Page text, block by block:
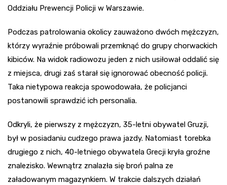
Oddziału Prewencji Policji w Warszawie.
Podczas patrolowania okolicy zauważono dwóch mężczyzn,
którzy wyraźnie próbowali przemknąć do grupy chorwackich
kibiców. Na widok radiowozu jeden z nich usiłował oddalić się
z miejsca, drugi zaś starał się ignorować obecność policji.
Taka nietypowa reakcja spowodowała, że policjanci
postanowili sprawdzić ich personalia.
Odkryli, że pierwszy z mężczyzn, 35-letni obywatel Gruzji,
był w posiadaniu cudzego prawa jazdy. Natomiast torebka
drugiego z nich, 40-letniego obywatela Grecji kryła groźne
znalezisko. Wewnątrz znalazła się broń palna ze
załadowanym magazynkiem. W trakcie dalszych działań